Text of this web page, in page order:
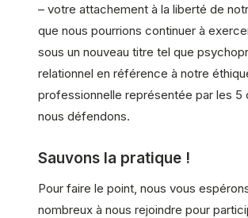
– votre attachement à la liberté de
que nous pourrions continuer à
sous un nouveau titre tel que
relationnel en référence à notre
professionnelle représentée par les 5
nous défendons.
Sauvons la pratique !
Pour faire le point, nous vous
nombreux à nous rejoindre pour